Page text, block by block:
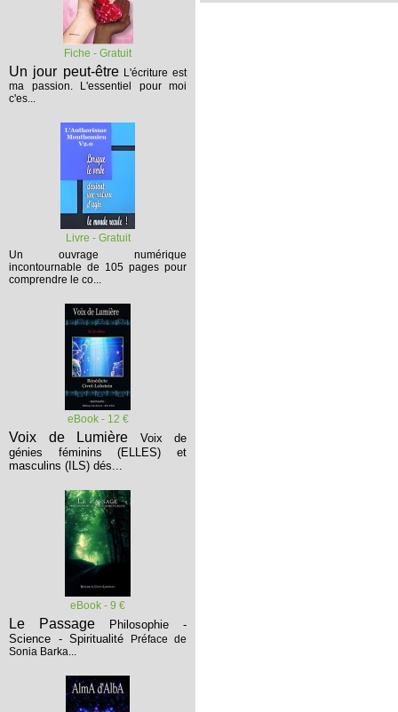
Fiche - Gratuit
Un jour peut-être L'écriture est
ma passion. L'essentiel pour moi
c'es...
Livre - Gratuit
Un ouvrage numérique
incontournable de 105 pages pour
comprendre le co...
eBook - 12 €
Voix de Lumière
Voix de
génies féminins (ELLES) et
masculins (ILS) dés...
eBook - 9 €
Le Passage
Philosophie -
Science - Spiritualité
Préface de
Sonia Barka...